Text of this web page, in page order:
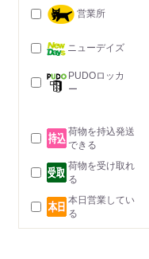
営業所
ニューデイズ
PUDOロッカ
ー
荷物を持込発送
できる
荷物を受け取れ
る
本日営業してい
る